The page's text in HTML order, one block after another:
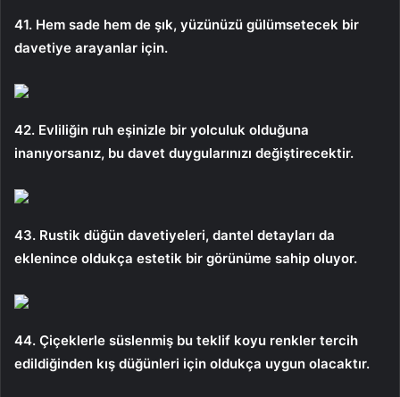
41. Hem sade hem de şık, yüzünüzü gülümsetecek bir
davetiye arayanlar için.
42. Evliliğin ruh eşinizle bir yolculuk olduğuna
inanıyorsanız, bu davet duygularınızı değiştirecektir.
43. Rustik düğün davetiyeleri, dantel detayları da
eklenince oldukça estetik bir görünüme sahip oluyor.
44. Çiçeklerle süslenmiş bu teklif koyu renkler tercih
edildiğinden kış düğünleri için oldukça uygun olacaktır.